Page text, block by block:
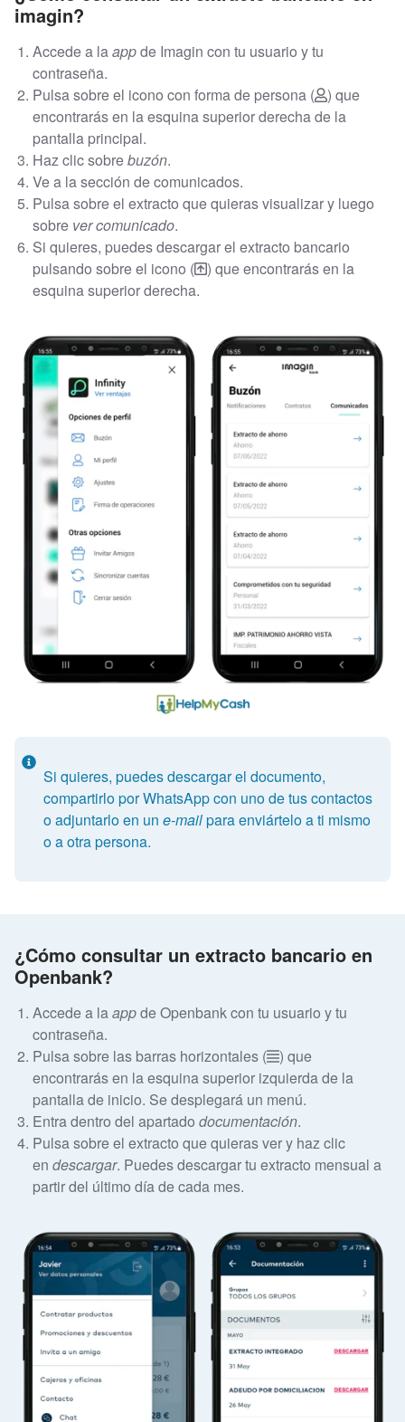
imagin?
Accede a laappde Imagin con tu usuario y tu
contraseña.
Pulsa sobre el icono con forma de persona (
) que
encontrarás en la esquina superior derecha de la
pantalla principal.
Haz clic sobrebuzón.
Ve a la sección de comunicados.
Pulsa sobre el extracto que quieras visualizar y luego
sobre ver comunicado.
Si quieres, puedes descargar el extracto bancario
pulsando sobre el icono (
) que encontrarás en la
esquina superior derecha.
Si quieres, puedes descargar el documento,
compartirlo por WhatsApp con uno de tus contactos
o adjuntarlo en un e-mailpara enviártelo a ti mismo
o a otra persona.
¿Cómo consultar un extracto bancario en
Openbank?
Accede a laappde Openbank con tu usuario y tu
contraseña.
Pulsa sobre las barras horizontales (
) que
encontrarás en la esquina superior izquierda de la
pantalla de inicio. Se desplegará un menú.
Entra dentro del apartado documentación.
Pulsa sobre el extracto que quieras ver y haz clic
en descargar. Puedes descargar tu extracto mensual a
partir del último día de cada mes.